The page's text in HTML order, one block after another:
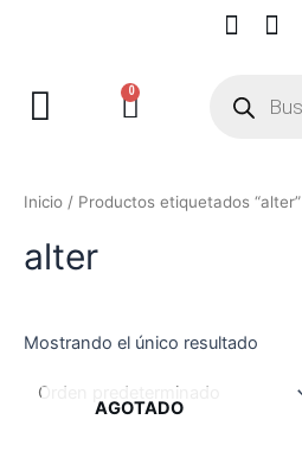
0
Inicio / Productos etiquetados “alter”
alter
Mostrando el único resultado
AGOTADO